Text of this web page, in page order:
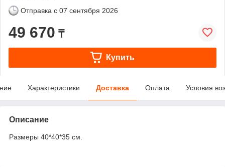
Отправка с 07 сентября 2026
49 670 ₸
Купить
Характеристики Доставка Оплата Условия
Описание
Размеры 40*40*35 см.